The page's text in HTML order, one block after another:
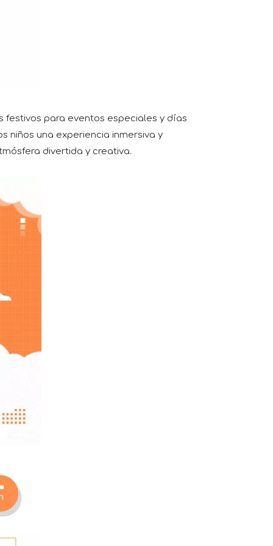
festivos para eventos especiales y días
niños una experiencia inmersiva y
divertida y creativa.